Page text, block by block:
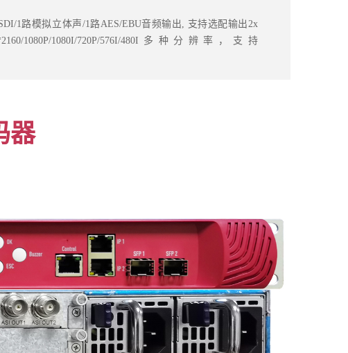
1路模拟立体声/1路AES/EBU音频输出, 支持选配输出2x
1080P/1080I/720P/576I/480I多种分辨率，支持
器